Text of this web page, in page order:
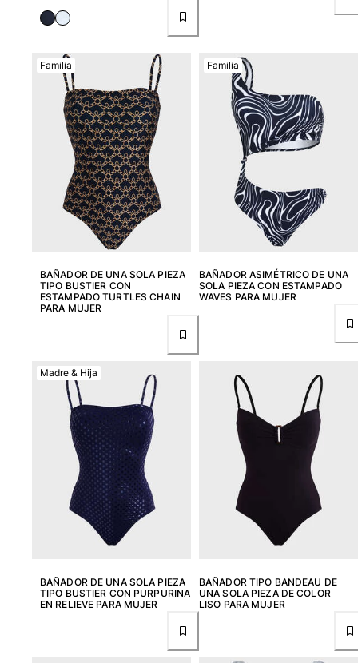
Zapatos
Mocasín
Calzado de Playa
Ver todo Zapatos
Outdoor
Ver todo Outdoor
Calcetines
Ver todo Calcetines
Juegos de playa
Ver todo Juegos de playa
Joyería y Relojes
Ver todo Joyería y Relojes
Colaboraciones
REGALOS
Inspiración
Magazine
BAÑADOR DE UNA SOLA PIEZA
TIPO BUSTIER CON
ESTAMPADO TURTLES CHAIN
PARA MUJER
Familia
BAÑADOR ASIMÉTRICO DE UNA
SOLA PIEZA CON ESTAMPADO
WAVES PARA MUJER
Familia
BAÑADOR DE UNA SOLA PIEZA
TIPO BUSTIER CON PURPURINA
EN RELIEVE PARA MUJER
Madre & Hija
BAÑADOR TIPO BANDEAU DE
UNA SOLA PIEZA DE COLOR
LISO PARA MUJER